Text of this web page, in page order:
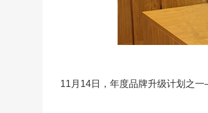
11月14日，年度品牌升级计划之